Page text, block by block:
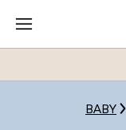
BABY